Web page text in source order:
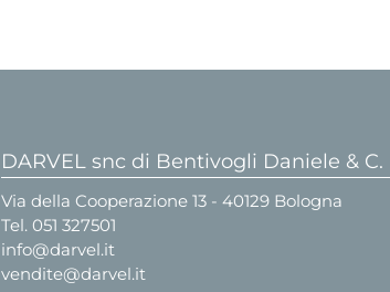
DARVEL snc di Bentivogli Daniele & C.
Via della Cooperazione 13 - 40129 Bologna
Tel. 051 327501
info@darvel.it
vendite@darvel.it